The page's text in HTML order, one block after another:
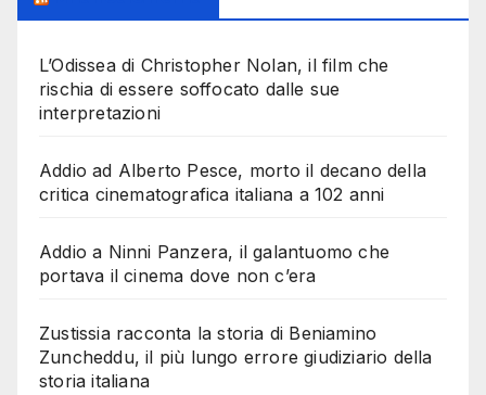
L’Odissea di Christopher Nolan, il film che
rischia di essere soffocato dalle sue
interpretazioni
Addio ad Alberto Pesce, morto il decano della
critica cinematografica italiana a 102 anni
Addio a Ninni Panzera, il galantuomo che
portava il cinema dove non c’era
Zustissia racconta la storia di Beniamino
Zuncheddu, il più lungo errore giudiziario della
storia italiana